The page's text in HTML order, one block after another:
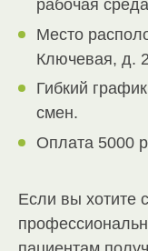
рабочая
Место
Ключевая, д.
Гибкий
смен.
Оплата 5000
Если вы хотите